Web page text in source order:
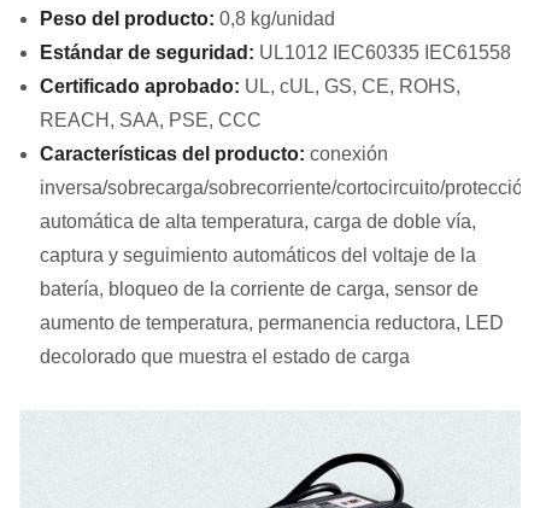
Peso del producto: 0,8 kg/unidad
Estándar de seguridad: UL1012 IEC60335 IEC61558
Certificado aprobado: UL, cUL, GS, CE, ROHS,
REACH, SAA, PSE, CCC
Características del producto: conexión
inversa/sobrecarga/sobrecorriente/cortocircuito/protección
automática de alta temperatura, carga de doble vía,
captura y seguimiento automáticos del voltaje de la
batería, bloqueo de la corriente de carga, sensor de
aumento de temperatura, permanencia reductora, LED
decolorado que muestra el estado de carga